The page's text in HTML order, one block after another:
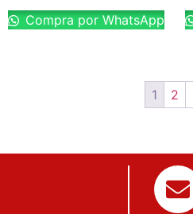
Compra por WhatsApp
1 2